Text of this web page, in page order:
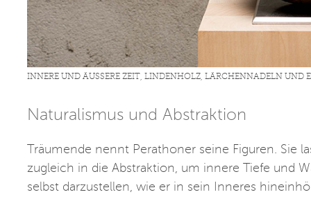
INNERE UND ÄUSSERE ZEIT, LINDENHOLZ, LÄRCHENNADELN UND
Naturalismus und Abstraktion
Träumende nennt Perathoner seine Figuren. Sie
zugleich in die Abstraktion, um innere Tiefe und
selbst darzustellen, wie er in sein Inneres